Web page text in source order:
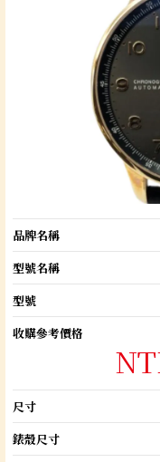
品牌名稱
型號名稱
型號
收購參考價格
尺寸
錶殼尺寸